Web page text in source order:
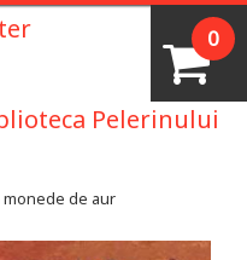
0
Pelerinului
monede de aur